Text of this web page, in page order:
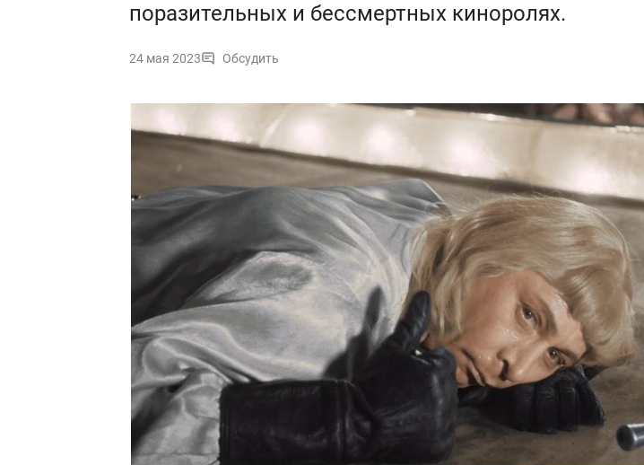
поразительных и бессмертных киноролях.
24 мая 2023 Обсудить